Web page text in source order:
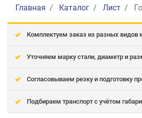
Главная Каталог Лист
Комплектуем заказ из разных видов
Уточняем марку стали, диаметр и
Согласовываем резку и подготовку
Подбираем транспорт с учётом